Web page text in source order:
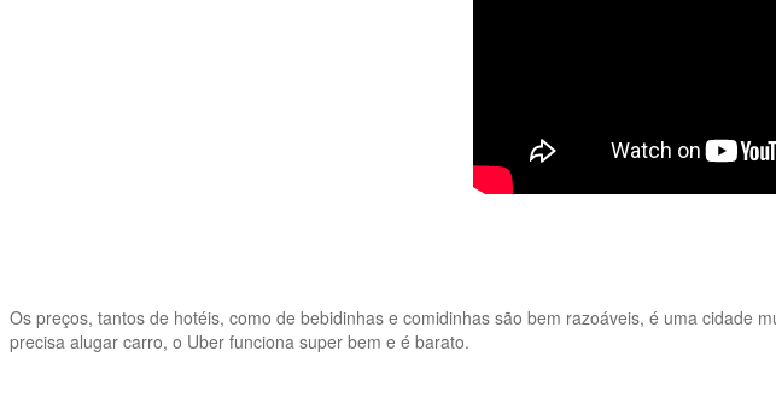
Os preços, tantos de hotéis, como de bebidinhas e comidinhas são bem razoáveis, é uma cidade
precisa alugar carro, o Uber funciona super bem e é barato.